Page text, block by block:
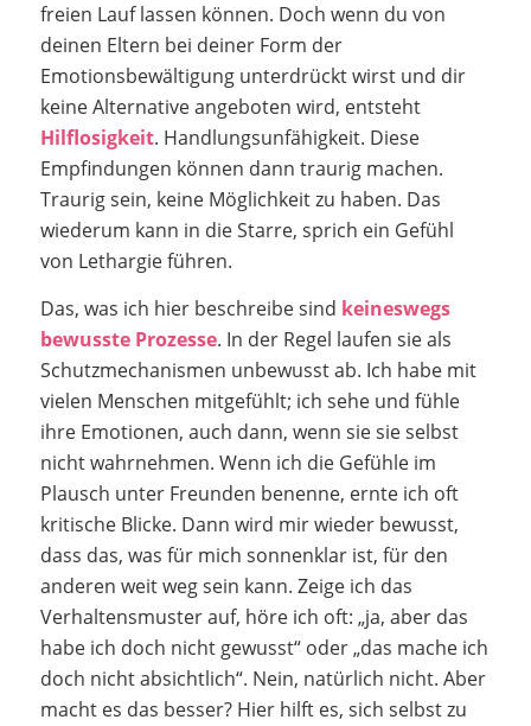
freien Lauf lassen können. Doch wenn du von
deinen Eltern bei deiner Form der
Emotionsbewältigung unterdrückt wirst und dir
keine Alternative angeboten wird, entsteht
Hilflosigkeit. Handlungsunfähigkeit. Diese
Empfindungen können dann traurig machen.
Traurig sein, keine Möglichkeit zu haben. Das
wiederum kann in die Starre, sprich ein Gefühl
von Lethargie führen.
Das, was ich hier beschreibe sind keineswegs
bewusste Prozesse. In der Regel laufen sie als
Schutzmechanismen unbewusst ab. Ich habe mit
vielen Menschen mitgefühlt; ich sehe und fühle
ihre Emotionen, auch dann, wenn sie sie selbst
nicht wahrnehmen. Wenn ich die Gefühle im
Plausch unter Freunden benenne, ernte ich oft
kritische Blicke. Dann wird mir wieder bewusst,
dass das, was für mich sonnenklar ist, für den
anderen weit weg sein kann. Zeige ich das
Verhaltensmuster auf, höre ich oft: „ja, aber das
habe ich doch nicht gewusst“ oder „das mache ich
doch nicht absichtlich“. Nein, natürlich nicht. Aber
macht es das besser? Hier hilft es, sich selbst zu